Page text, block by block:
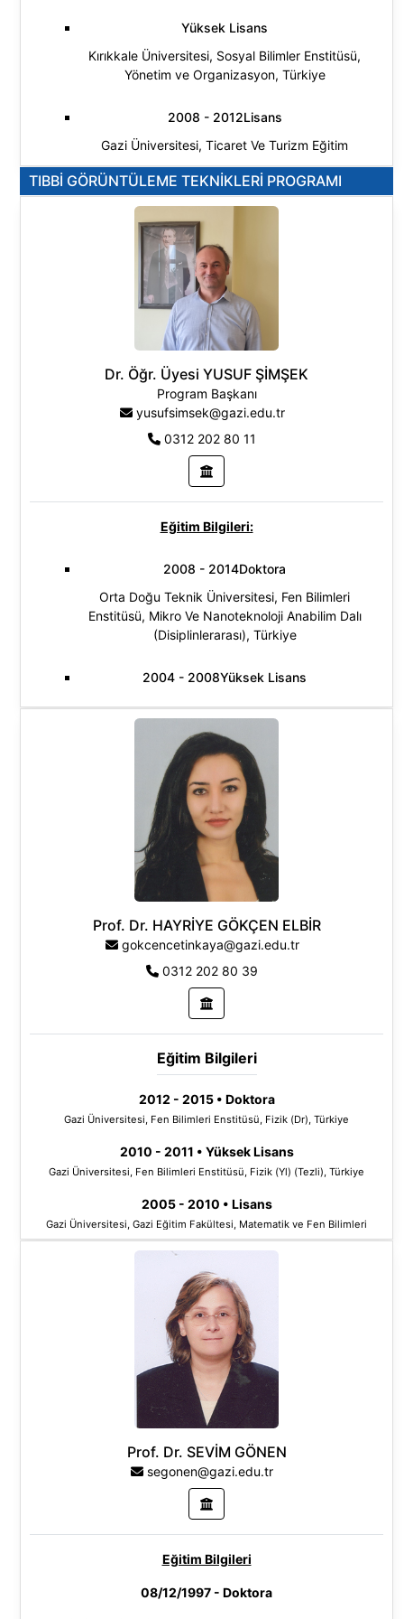
Sağlık Bilimleri
Yüksek Lisans
Kırıkkale Üniversitesi, Sosyal Bilimler Enstitüsü,
Yönetim ve Organizasyon, Türkiye
2008 - 2012Lisans
Gazi Üniversitesi, Ticaret Ve Turizm Eğitim
Fakültesi, Büro Yönetimi Eğitimi, Türkiye
Araştırma Alanları:
TIBBİ GÖRÜNTÜLEME TEKNİKLERİ PROGRAMI
Dr. Öğr. Üyesi YUSUF ŞİMŞEK
Program Başkanı
yusufsimsek@gazi.edu.tr
0312 202 80 11
Eğitim Bilgileri:
2008 - 2014Doktora
Orta Doğu Teknik Üniversitesi, Fen Bilimleri
Enstitüsü, Mikro Ve Nanoteknoloji Anabilim Dalı
(Disiplinlerarası), Türkiye
2004 - 2008Yüksek Lisans
Orta Doğu Teknik Üniversitesi, Fen Bilimleri
Enstitüsü, Fizik (Yl) (Tezli), Türkiye
1998 - 2004Lisans
Orta Doğu Teknik Üniversitesi, Fen Edebiyat
Fakültesi, Fizik Bölümü, Türkiye
Araştırma Alanları:
Moleküler Biyofizik
Atomik ve moleküler etkileşimler
Prof. Dr. HAYRİYE GÖKÇEN ELBİR
gokcencetinkaya@gazi.edu.tr
0312 202 80 39
Eğitim Bilgileri
2012 - 2015 • Doktora
Gazi Üniversitesi, Fen Bilimleri Enstitüsü, Fizik (Dr), Türkiye
2010 - 2011 • Yüksek Lisans
Gazi Üniversitesi, Fen Bilimleri Enstitüsü, Fizik (Yl) (Tezli), Türkiye
2005 - 2010 • Lisans
Gazi Üniversitesi, Gazi Eğitim Fakültesi, Matematik ve Fen Bilimleri
Eğitimi Bölümü, Türkiye
Araştırma Alanları
Temel Bilimler
Prof. Dr. SEVİM GÖNEN
segonen@gazi.edu.tr
Eğitim Bilgileri
08/12/1997 - Doktora